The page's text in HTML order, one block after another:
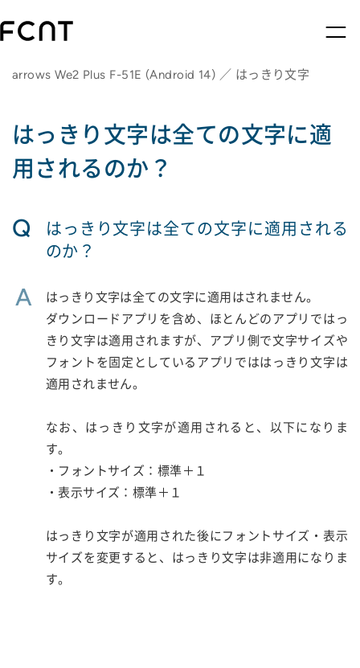
arrows We2 Plus F-51E (Android 14) ／ はっきり文字
はっきり文字は全ての文字に適
用されるのか？
Q
はっきり文字は全ての文字に適用される
のか？
A
はっきり文字は全ての文字に適用はされません。
ダウンロードアプリを含め、ほとんどのアプリではっ
きり文字は適用されますが、アプリ側で文字サイズや
フォントを固定としているアプリでははっきり文字は
適用されません。
なお、はっきり文字が適用されると、以下になりま
す。
・フォントサイズ：標準＋１
・表示サイズ：標準＋１
はっきり文字が適用された後にフォントサイズ・表示
サイズを変更すると、はっきり文字は非適用になりま
す。